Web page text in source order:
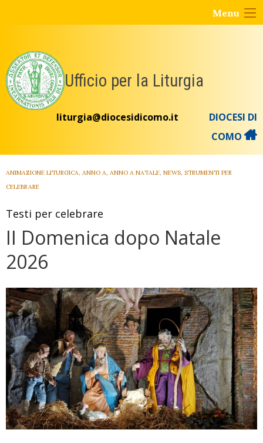
Menu
Ufficio per la Liturgia
liturgia@diocesidicomo.it
DIOCESI DI
COMO
ANIMAZIONE LITURGICA, ANNO A, ANNO A NATALE, NEWS, STRUMENTI PER
CELEBRARE
Testi per celebrare
II Domenica dopo Natale
2026